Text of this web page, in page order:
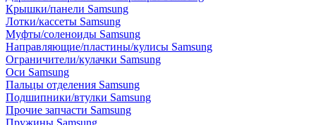
Крышки/панели Samsung
Лотки/кассеты Samsung
Муфты/соленоиды Samsung
Направляющие/пластины/кулисы Samsung
Ограничители/кулачки Samsung
Оси Samsung
Пальцы отделения Samsung
Подшипники/втулки Samsung
Прочие запчасти Samsung
Пружины Samsung